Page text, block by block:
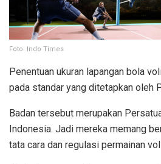
Foto: Indo Times
Penentuan ukuran lapangan bola
pada standar yang ditetapkan oleh
Badan tersebut merupakan
Indonesia. Jadi mereka memang
tata cara dan regulasi permainan